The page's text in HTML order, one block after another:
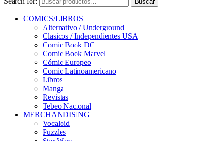
Buscar
COMICS/LIBROS
Alternativo / Underground
Clasicos / Independientes USA
Comic Book DC
Comic Book Marvel
Cómic Europeo
Comic Latinoamericano
Libros
Manga
Revistas
Tebeo Nacional
MERCHANDISING
Vocaloid
Puzzles